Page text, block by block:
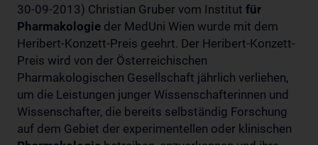
30-09-2013) Christian Gruber vom Institut für
Pharmakologie der MedUni Wien wurde mit dem
Heribert-Konzett-Preis geehrt. Der Heribert-Konzett-
Preis wird von der Österreichischen
Pharmakologischen Gesellschaft jährlich verliehen,
um die Leistungen junger Wissenschafterinnen und
Wissenschafter, die bereits selbständig Forschung
auf dem Gebiet der experimentellen oder klinischen